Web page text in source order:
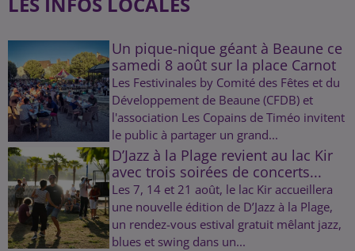
Un pique-nique géant à Beaune ce
samedi 8 août sur la place Carnot
Les Festivinales by Comité des Fêtes et du
Développement de Beaune (CFDB) et
l'association Les Copains de Timéo invitent
le public à partager un grand...
D’Jazz à la Plage revient au lac Kir
avec trois soirées de concerts...
Les 7, 14 et 21 août, le lac Kir accueillera
une nouvelle édition de D’Jazz à la Plage,
un rendez-vous estival gratuit mêlant jazz,
blues et swing dans un...